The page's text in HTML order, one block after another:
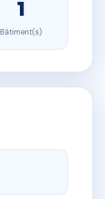
1
Bâtiment(s)